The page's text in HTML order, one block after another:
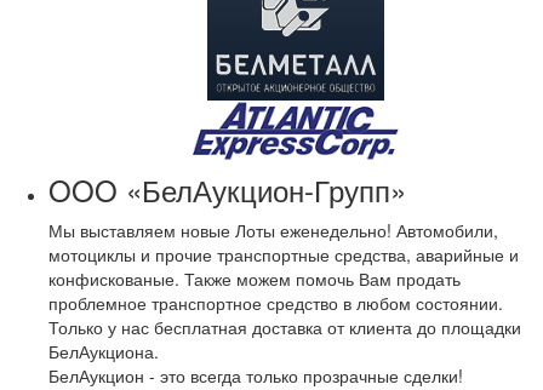
OOO «БелАукцион-Групп»
Мы выставляем новые Лоты еженедельно! Автомобили,
мотоциклы и прочие транспортные средства, аварийные и
конфискованые. Также можем помочь Вам продать
проблемное транспортное средство в любом состоянии.
Только у нас бесплатная доставка от клиента до площадки
БелАукциона.
БелАукцион - это всегда только прозрачные сделки!